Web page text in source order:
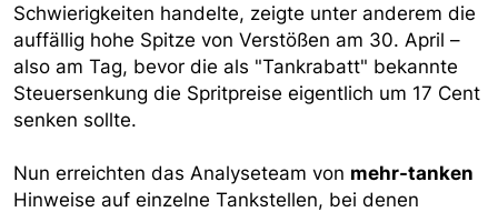
Schwierigkeiten handelte, zeigte unter anderem die
auffällig hohe Spitze von Verstößen am 30. April –
also am Tag, bevor die als "Tankrabatt" bekannte
Steuersenkung die Spritpreise eigentlich um 17 Cent
senken sollte.
Nun erreichten das Analyseteam von mehr-tanken
Hinweise auf einzelne Tankstellen, bei denen